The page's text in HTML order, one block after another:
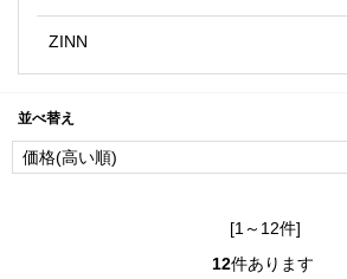
ZINN
並べ替え
[1～12件]
12件あります